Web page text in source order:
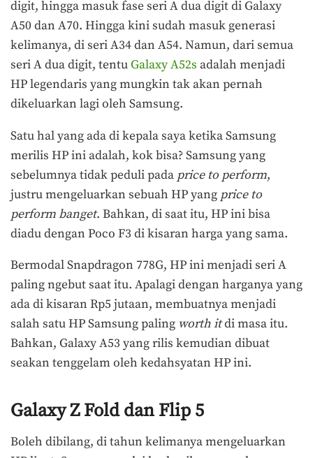
digit, hingga masuk fase seri A dua digit di Galaxy
A50 dan A70. Hingga kini sudah masuk generasi
kelimanya, di seri A34 dan A54. Namun, dari semua
seri A dua digit, tentuGalaxy A52s adalah menjadi
HP legendaris yang mungkin tak akan pernah
dikeluarkan lagi oleh Samsung.
Satu hal yang ada di kepala saya ketika Samsung
merilis HP ini adalah, kok bisa? Samsung yang
sebelumnya tidak peduli pada price to perform,
justru mengeluarkan sebuah HP yang price to
perform banget. Bahkan, di saat itu, HP ini bisa
diadu dengan Poco F3 di kisaran harga yang sama.
Bermodal Snapdragon 778G, HP ini menjadi seri A
paling ngebut saat itu. Apalagi dengan harganya yang
ada di kisaran Rp5 jutaan, membuatnya menjadi
salah satu HP Samsung paling worth itdi masa itu.
Bahkan, Galaxy A53 yang rilis kemudian dibuat
seakan tenggelam oleh kedahsyatan HP ini.
Galaxy Z Fold dan Flip 5
Boleh dibilang, di tahun kelimanya mengeluarkan